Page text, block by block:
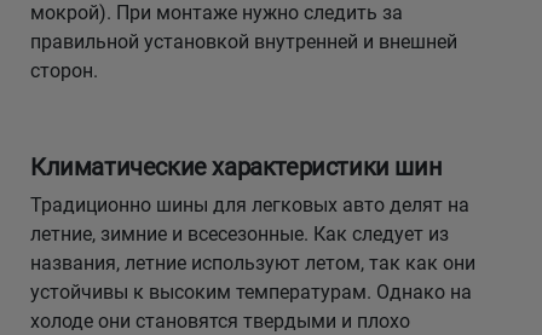
мокрой). При монтаже нужно следить за
правильной установкой внутренней и внешней
сторон.
Климатические характеристики шин
Традиционно шины для легковых авто делят на
летние, зимние и всесезонные. Как следует из
названия, летние используют летом, так как они
устойчивы к высоким температурам. Однако на
холоде они становятся твердыми и плохо